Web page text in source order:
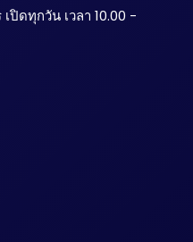
ปิดทุกวัน เวลา 10.00 -